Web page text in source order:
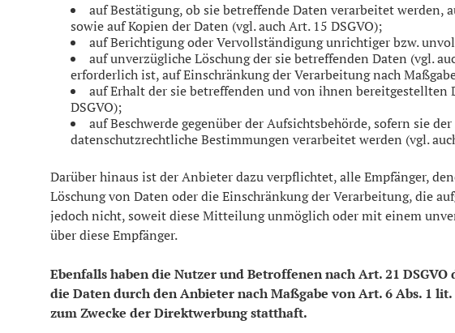
auf Bestätigung, ob sie betreffende Daten verarbeitet
sowie auf Kopien der Daten (vgl. auch Art. 15 DSGVO);
auf Berichtigung oder Vervollständigung unrichtiger bzw.
auf unverzügliche Löschung der sie betreffenden Daten (vgl.
erforderlich ist, auf Einschränkung der Verarbeitung nach
auf Erhalt der sie betreffenden und von ihnen
DSGVO);
auf Beschwerde gegenüber der Aufsichtsbehörde, sofern sie
datenschutzrechtliche Bestimmungen verarbeitet werden (vgl.
Darüber hinaus ist der Anbieter dazu verpflichtet, alle Empfänger,
Löschung von Daten oder die Einschränkung der Verarbeitung, die
jedoch nicht, soweit diese Mitteilung unmöglich oder mit einem
über diese Empfänger.
Ebenfalls haben die Nutzer und Betroffenen nach Art. 21
die Daten durch den Anbieter nach Maßgabe von Art. 6 Abs. 1
zum Zwecke der Direktwerbung statthaft.